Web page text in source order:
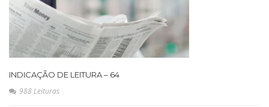
INDICAÇÃO DE LEITURA – 64
988 Leituras